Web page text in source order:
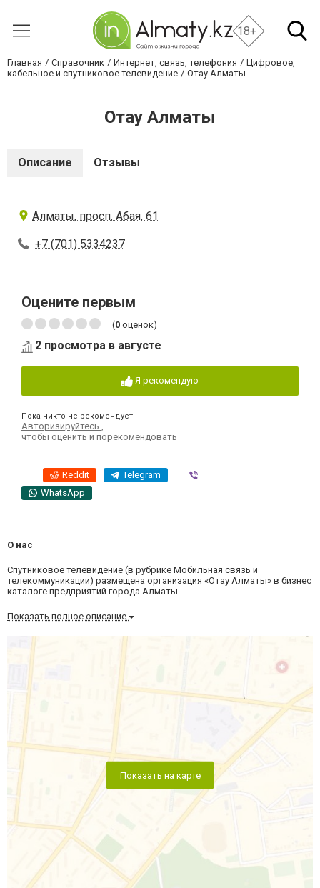
18+
Главная Справочник Интернет, связь, телефония
Цифровое,
кабельное и спутниковое телевидение
Отау Алматы
Отау Алматы
Описание Отзывы
Алматы, просп. Абая, 61
+7 (701) 5334237
Оцените первым
(0 оценок)
2 просмотра в августе
Я рекомендую
Пока никто не рекомендует
Авторизируйтесь
чтобы оценить и порекомендовать
Reddit Telegram
WhatsApp
О нас
Спутниковое телевидение (в рубрике Мобильная связь и
телекоммуникации) размещена организация «Отау Алматы» в бизнес
каталоге предприятий города Алматы.
Показать полное описание
Показать на карте